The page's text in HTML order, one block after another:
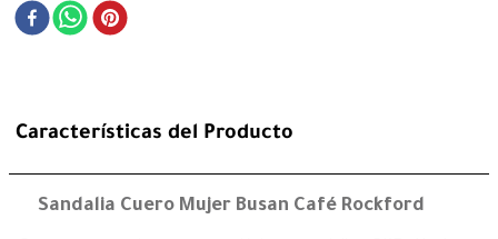
Características del Producto
Sandalia Cuero Mujer Busan Café Rockford